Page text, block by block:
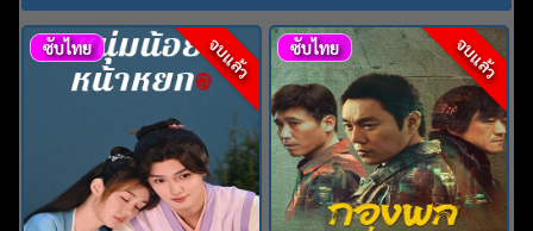
จบแล้ว
ซับไทย จบแล้ว
ซับไทย